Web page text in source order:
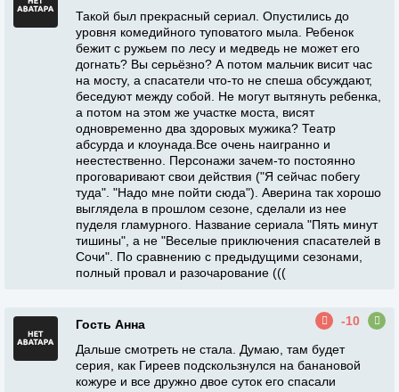
Такой был прекрасный сериал. Опустились до
уровня комедийного туповатого мыла. Ребенок
бежит с ружьем по лесу и медведь не может его
догнать? Вы серьёзно? А потом мальчик висит час
на мосту, а спасатели что-то не спеша обсуждают,
беседуют между собой. Не могут вытянуть ребенка,
а потом на этом же участке моста, висят
одновременно два здоровых мужика? Театр
абсурда и клоунада.Все очень наигранно и
неестественно. Персонажи зачем-то постоянно
проговаривают свои действия ("Я сейчас побегу
туда". "Надо мне пойти сюда"). Аверина так хорошо
выглядела в прошлом сезоне, сделали из нее
пуделя гламурного. Название сериала "Пять минут
тишины", а не "Веселые приключения спасателей в
Сочи". По сравнению с предыдущими сезонами,
полный провал и разочарование (((
Гость Анна
-10
Дальше смотреть не стала. Думаю, там будет
серия, как Гиреев подскользнулся на банановой
кожуре и все дружно двое суток его спасали